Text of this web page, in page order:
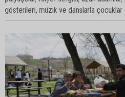
gösterileri, müzik ve danslarla çocuklar